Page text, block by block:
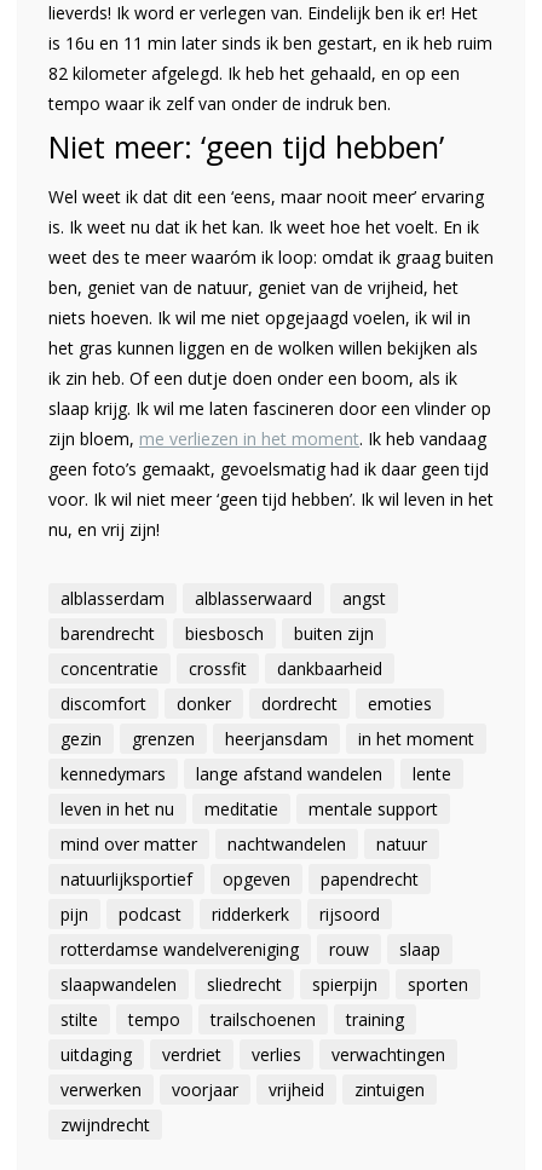
lieverds! Ik word er verlegen van. Eindelijk ben ik er! Het
is 16u en 11 min later sinds ik ben gestart, en ik heb ruim
82 kilometer afgelegd. Ik heb het gehaald, en op een
tempo waar ik zelf van onder de indruk ben.
Niet meer: ‘geen tijd hebben’
Wel weet ik dat dit een ‘eens, maar nooit meer’ ervaring
is. Ik weet nu dat ik het kan. Ik weet hoe het voelt. En ik
weet des te meer waaróm ik loop: omdat ik graag buiten
ben, geniet van de natuur, geniet van de vrijheid, het
niets hoeven. Ik wil me niet opgejaagd voelen, ik wil in
het gras kunnen liggen en de wolken willen bekijken als
ik zin heb. Of een dutje doen onder een boom, als ik
slaap krijg. Ik wil me laten fascineren door een vlinder op
zijn bloem, me verliezen in het moment. Ik heb vandaag
geen foto’s gemaakt, gevoelsmatig had ik daar geen tijd
voor. Ik wil niet meer ‘geen tijd hebben’. Ik wil leven in het
nu, en vrij zijn!
alblasserdam alblasserwaard
angst
barendrecht
biesbosch
buiten zijn
concentratie
crossfit
dankbaarheid
discomfort
donker dordrecht
emoties
gezin
grenzen heerjansdam
in het moment
kennedymars
lange afstand wandelen
lente
leven in het nu
meditatie
mentale support
mind over matter
nachtwandelen
natuur
natuurlijksportief
opgeven
papendrecht
pijn
podcast ridderkerk
rijsoord
rotterdamse wandelvereniging
rouw
slaap
slaapwandelen
sliedrecht spierpijn
sporten
stilte
tempo trailschoenen
training
uitdaging
verdriet verlies
verwachtingen
verwerken
voorjaar vrijheid
zintuigen
zwijndrecht